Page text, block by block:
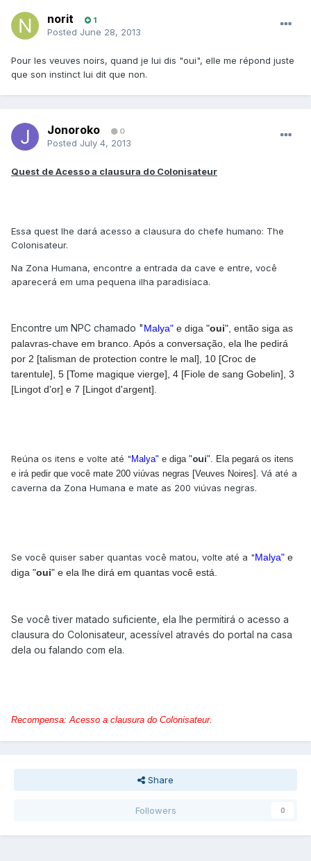
norit 1
Posted June 28, 2013
Pour les veuves noirs, quand je lui dis "oui", elle me répond juste
que son instinct lui dit que non.
Jonoroko 0
Posted July 4, 2013
Quest de Acesso a clausura do Colonisateur
Essa quest lhe dará acesso a clausura do chefe humano: The
Colonisateur.
Na Zona Humana, encontre a entrada da cave e entre, você
aparecerá em uma pequena ilha paradisíaca.
Encontre um NPC chamado "Malya" e diga "oui", então siga as
palavras-chave em branco. Após a conversação, ela lhe pedirá
por 2 [talisman de protection contre le mal], 10 [Croc de
tarentule], 5 [Tome magique vierge], 4 [Fiole de sang Gobelin], 3
[Lingot d'or] e 7 [Lingot d'argent].
Reúna os itens e volte até " Malya" e diga "oui". Ela pegará os itens
e irá pedir que você mate 200 viúvas negras [Veuves Noires] . Vá até a
caverna da Zona Humana e mate as 200 viúvas negras.
Se você quiser saber quantas você matou, volte até a "Malya" e
diga "oui" e ela lhe dirá em quantas você está.
Se você tiver matado suficiente, ela lhe permitirá o acesso a
clausura do Colonisateur, acessível através do portal na casa
dela ou falando com ela.
Recompensa: Acesso a clausura do Colonisateur.
Share
Followers 0